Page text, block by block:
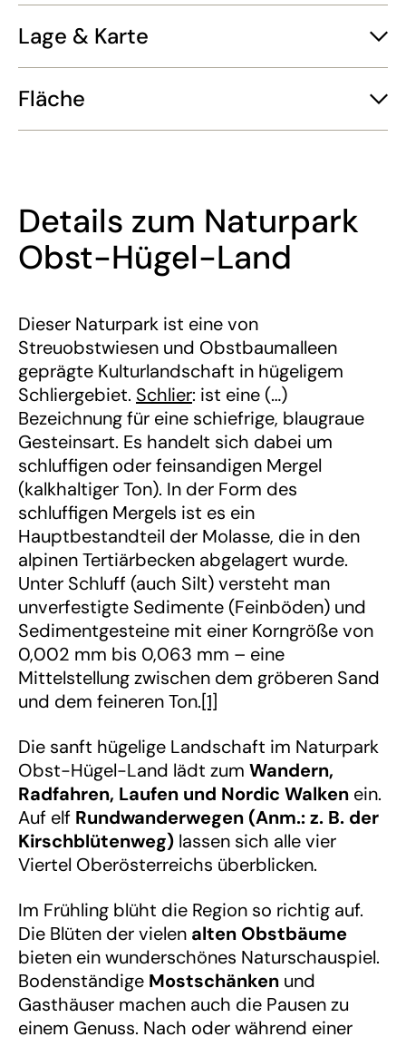
Lage & Karte
Fläche
Details zum Naturpark
Obst-Hügel-Land
Dieser Naturpark ist eine von
Streuobstwiesen und Obstbaumalleen
geprägte Kulturlandschaft in hügeligem
Schliergebiet. Schlier: ist eine (…)
Bezeichnung für eine schiefrige, blaugraue
Gesteinsart. Es handelt sich dabei um
schluffigen oder feinsandigen Mergel
(kalkhaltiger Ton). In der Form des
schluffigen Mergels ist es ein
Hauptbestandteil der Molasse, die in den
alpinen Tertiärbecken abgelagert wurde.
Unter Schluff (auch Silt) versteht man
unverfestigte Sedimente (Feinböden) und
Sedimentgesteine mit einer Korngröße von
0,002 mm bis 0,063 mm – eine
Mittelstellung zwischen dem gröberen Sand
und dem feineren Ton.[1]
Die sanft hügelige Landschaft im Naturpark
Obst-Hügel-Land lädt zum Wandern,
Radfahren, Laufen und Nordic Walken ein.
Auf elf Rundwanderwegen (Anm.: z. B. der
Kirschblütenweg) lassen sich alle vier
Viertel Oberösterreichs überblicken.
Im Frühling blüht die Region so richtig auf.
Die Blüten der vielen alten Obstbäume
bieten ein wunderschönes Naturschauspiel.
Bodenständige Mostschänken und
Gasthäuser machen auch die Pausen zu
einem Genuss. Nach oder während einer